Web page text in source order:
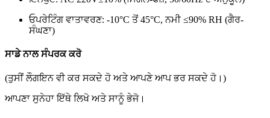
ਓਪਰੇਟਿੰਗ ਵਾਤਾਵਰਣ: -10°C ਤੋਂ 45°C, ਨਮੀ ≤90% RH (ਗੈਰ-
ਸੰਘਣਾ)
ਸਾਡੇ ਨਾਲ ਸੰਪਰਕ ਕਰੋ
(ਤੁਸੀਂ ਲੌਗਇਨ ਵੀ ਕਰ ਸਕਦੇ ਹੋ ਅਤੇ ਆਪਣੇ ਆਪ ਭਰ ਸਕਦੇ ਹੋ।)
ਆਪਣਾ ਸੁਨੇਹਾ ਇੱਥੇ ਲਿਖੋ ਅਤੇ ਸਾਨੂੰ ਭੇਜੋ।